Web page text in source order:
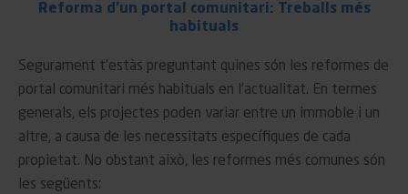
Reforma d'un portal comunitari: Treballs més
habituals
Segurament t’estàs preguntant quines són les reformes de
portal comunitari més habituals en l’actualitat. En termes
generals, els projectes poden variar entre un immoble i un
altre, a causa de les necessitats específiques de cada
propietat. No obstant això, les reformes més comunes són
les següents: